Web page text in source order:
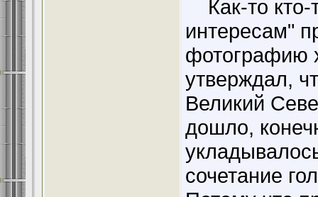
Как-то кто-
интересам"
фотографию
утверждал,
Великий
дошло,
сочетание